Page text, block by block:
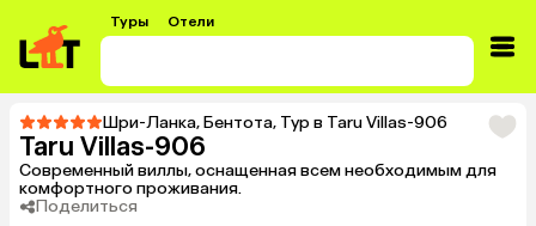
Туры Отели
Шри-Ланка,Бентота, Тур в Taru Villas-906
Taru Villas-906
Современный виллы, оснащенная всем необходимым для
комфортного проживания.
Поделиться